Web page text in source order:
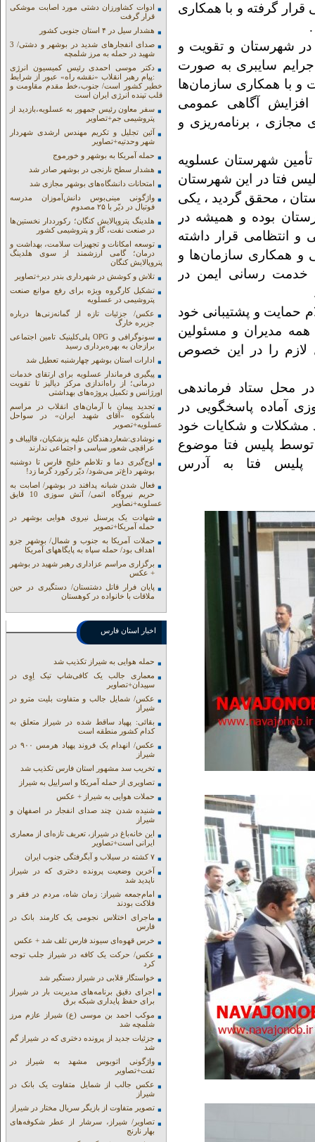
قرار گرفته و با همکاری
در شهرستان و تقویت و
جرایم سایبری به صورت
با همکاری سازمان‌ها
آگاهی عمومی
مجازی ، برنامه‌ریزی و
شهرستان عسلویه
فتا در این شهرستان
، محقق گردید ، یکی
بوده و همیشه در
و انتظامی قرار داشته
و همکاری سازمان‌ها و
رسانی ایمن در
حمایت و پشتیبانی خود
مدیران و مسئولین
لازم را در این خصوص
محل ستاد فرماندهی
آماده پاسخگویی در
مشکلات و شکایات خود
پلیس فتا موضوع
پلیس فتا به آدرس
ادوات کشاورزان دشتی مورد اصابت موشکی
قرار گرفت
هشدار سیل در ۴ استان جنوبی کشور
صدای انفجارهای شدید در بوشهر و دشتی/ 3
شهید در حمله به مرز شلمچه
دکتر موسی احمدی رئیس کمیسیون انرژی
:پیام رهبر انقلاب «نقشه راه» عبور از شرایط
خطیر کشور است/ جنوب،خط مقدم مقاومت و
قلب تپنده انرژی ایران است
سفر معاون رئیس جمهور به عسلویه،بازدید از
پتروشیمی جم+تصاویر
آئین تجلیل و تکریم مهندس ارشدی شهردار
شهر وحدتیه+تصاویر
حمله آمریکا به بوشهر و خورموج
هشدار سطح نارنجی در بوشهر صادر شد
امتحانات دانشگاه‌های بوشهر مجازی شد
واژگونی مینی‌بوس دانش‌آموزان مدرسه
فوتبال در دیّر با ۲۵ مصدوم
هلدینگ پتروپالایش کنگان؛ رکورددار نخستین‌ها
در صنعت نفت، گاز و پتروشیمی کشور
توسعه امکانات و تجهیزات سلامت، بهداشت و
درمان؛ گامی ارزشمند از سوی هلدینگ
پتروپالایش کنگان
تلاش و کوشش در شهرداری بندر دیر+تصاویر
تشکیل کارگروه ویژه برای رفع موانع صنعت
پتروشیمی در عسلویه
عکس/ جزئیات تازه از گمانه‌زنی‌ها درباره
جزیره خارگ
سونوگرافی و OPG پلی‌کلینیک تامین اجتماعی
برازجان به بهره‌برداری رسید
ادارات استان بوشهر چهارشنبه تعطیل شد
پیگیری فرماندار عسلویه برای ارتقای خدمات
درمانی؛ از راه‌اندازی مرکز دیالیز تا تقویت
اورژانس و تکمیل پروژه‌های بهداشتی
تجدید پیمان با آرمان‌های انقلاب در مراسم
باشکوه «آقای شهید ایران» در سواحل
عسلویه+تصویر
نوشادی:شعاردهندگان علیه پزشکیان، قالیباف و
عراقچی شعور سیاسی و اجتماعی ندارند
اوج‌گیری دما و تلاطم خلیج فارس تا دوشنبه
بوشهر داغ‌تر می‌شود/ دیّر رکورد گرما زد!
فعال شدن شبانه پدافند در بوشهر/ اصابت به
حریم نیروگاه اتمی/ آتش سوزی 10 قایق
عسلویه+نصاویر
شهادت یک پرسنل نیروی هوایی بوشهر در
حمله آمریکا+تصویر
حملات آمریکا به جنوب و شمال/ بوشهر جزو
اهداف بود/ حمله سپاه به پایگاههای آمریکا
برگزاری مراسم عزاداری رهبر شهید در بوشهر
+ عکس
پایان فرار قاتل دشتستان/ دستگیری در حین
ملاقات با خانواده در کوهستان
اخبار استان فارس
حمله هوایی به شیراز تکذیب شد
معماری جالب یک کافی‌شاپ تیک اِوِی در
سپیدان+تصاویر
عکس/ شمایل جالب و متفاوت بلیت مترو در
شیراز
بقائی: پهپاد ساقط شده در شیراز متعلق به
کدام کشور منطقه است
عکس/ انهدام یک فروند پهپاد هرمس ۹۰۰ در
شیراز
تخریب سد مشهور استان فارس تکذیب شد
تصاویری از حمله آمریکا و اسراییل به شیراز
حملات هوایی به شیراز + عکس
شنیده شدن چند صدای انفجار در اصفهان و
شیراز
این خانه‌باغ در شیراز، تعریف تازه‌ای از معماری
ایرانی است+تصاویر
۷ کشته در سیلاب و آبگرفتگی جنوب ایران
آخرین وضعیت پرونده دختری که در شیراز
ناپدید شد
امام‌جمعه شیراز: زمان شاه، مردم در فقر و
فلاکت بودند
ماجرای اختلاس نجومی یک کارمند بانک در
فارس
خرس قهوه‌ای سیوند فارس تلف شد + عکس
عکس/ حرکت یک کافه در شیراز جلب توجه
کرد
خواستگار قلابی در شیراز دستگیر شد
اجرای دقیق برنامه‌های مدیریت بار در شیراز
برای حفظ پایداری شبکه برق
موکب احمد بن موسی (ع) شیراز عازم مرز
شلمچه شد
جزئیات جدید از پرونده دختری که در شیراز گم
شد
واژگونی اتوبوس مشهد به شیراز در
تفت+تصاویر
عکس جالب از شمایل متفاوت یک بانک در
شیراز
تصویر متفاوت از بازیگر سریال مختار در شیراز
تصاویر/ شیراز، سرشار از عطر شکوفه‌های
بهار نارنج